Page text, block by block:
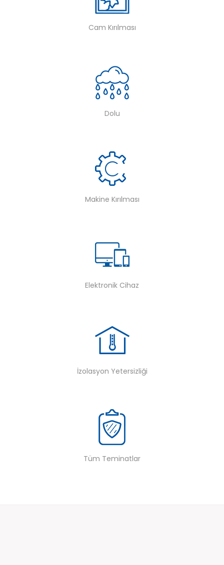
Cam Kırılması
Dolu
Makine Kırılması
Elektronik Cihaz
İzolasyon Yetersizliği
Tüm Teminatlar